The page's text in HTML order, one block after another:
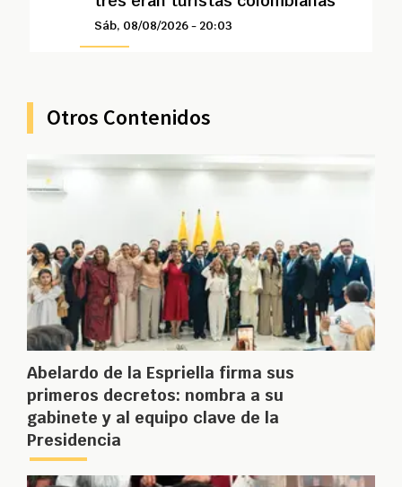
Sáb, 08/08/2026 - 20:03
Otros Contenidos
Abelardo de la Espriella firma sus
primeros decretos: nombra a su
gabinete y al equipo clave de la
Presidencia